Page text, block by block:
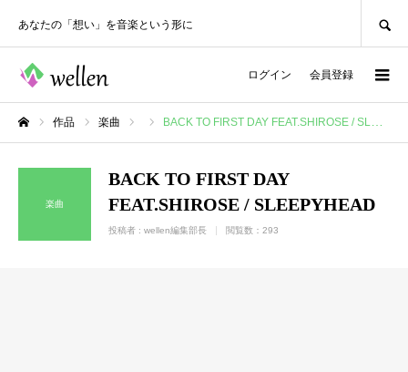
あなたの「想い」を音楽という形に
ログイン 会員登録
作品 楽曲 BACK TO FIRST DAY FEAT.SHIROSE / SLEEPYHEAD
楽曲
BACK TO FIRST DAY
FEAT.SHIROSE / SLEEPYHEAD
投稿者 : wellen編集部長 閲覧数：293